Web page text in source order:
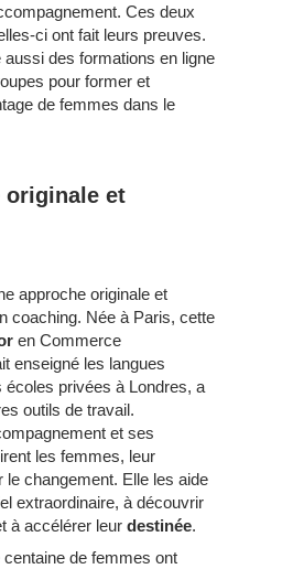
Ces deux
ci ont fait leurs preuves.
aussi des formations en ligne
pour former et
de femmes dans le
originale et
approche originale et
coaching. Née à Paris, cette
en Commerce
enseigné les langues
écoles privées à Londres, a
outils de travail.
et ses
les femmes, leur
le changement. Elle les aide
extraordinaire, à découvrir
à accélérer leur destinée.
centaine de femmes ont